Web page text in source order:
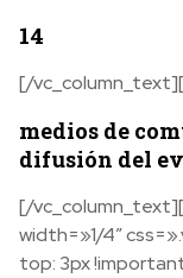
14
[/
medios de
difusión del
[/
width=»1/4″
top: 3px